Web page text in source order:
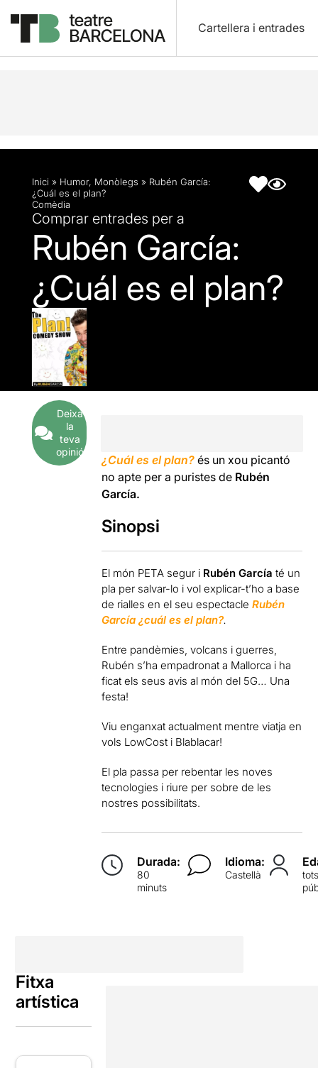
Cartellera i entrades
Descripció Fitxa artística
Inici » Humor, Monòlegs » Rubén García:
¿Cuál es el plan?
Comèdia
Comprar entrades per a
Rubén García:
¿Cuál es el plan?
Deixa
la
teva
opinió
¿Cuál es el plan? és un xou picantó
no apte per a puristes de Rubén
García.
Sinopsi
El món PETA segur i Rubén García té un
pla per salvar-lo i vol explicar-t’ho a base
de rialles en el seu espectacleRubén
García ¿cuál es el plan?.
Entre pandèmies, volcans i guerres,
Rubén s’ha empadronat a Mallorca i ha
ficat els seus avis al món del 5G… Una
festa!
Viu enganxat actualment mentre viatja en
vols LowCost i Blablacar!
El pla passa per rebentar les noves
tecnologies i riure per sobre de les
nostres possibilitats.
Durada:
80
minuts
Idioma:
Castellà
Fitxa
artística